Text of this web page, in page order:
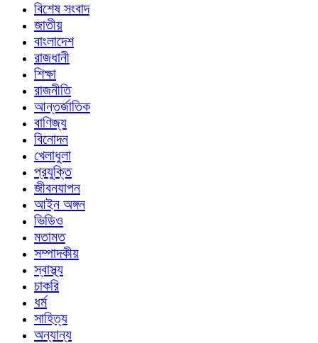
বিশেষ সংবাদ
জাতীয়
বাংলাদেশ
রাজধানী
শিক্ষা
রাজনীতি
আন্তর্জাতিক
বাণিজ্য
বিনোদন
খেলাধুলা
প্রযুক্তি
জীবনযাপন
আইন অঙ্গন
ভিডিও
মতামত
সম্পাদকীয়
স্বাস্থ্য
চাকরি
ধর্ম
সাহিত্য
অন্যান্য